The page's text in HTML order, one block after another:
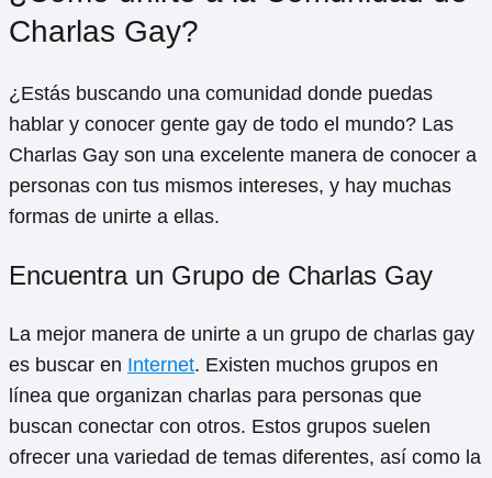
Charlas Gay?
¿Estás buscando una comunidad donde puedas
hablar y conocer gente gay de todo el mundo? Las
Charlas Gay son una excelente manera de conocer a
personas con tus mismos intereses, y hay muchas
formas de unirte a ellas.
Encuentra un Grupo de Charlas Gay
La mejor manera de unirte a un grupo de charlas gay
es buscar en Internet. Existen muchos grupos en
línea que organizan charlas para personas que
buscan conectar con otros. Estos grupos suelen
ofrecer una variedad de temas diferentes, así como la